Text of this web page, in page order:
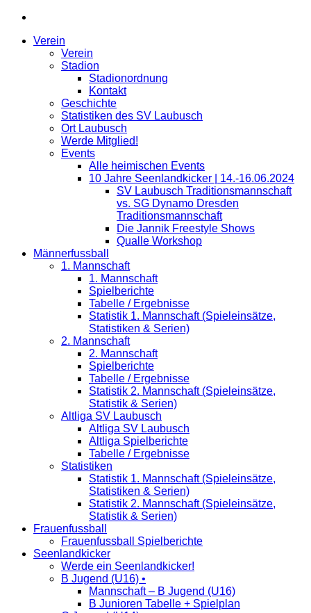
Verein
Verein
Stadion
Stadionordnung
Kontakt
Geschichte
Statistiken des SV Laubusch
Ort Laubusch
Werde Mitglied!
Events
Alle heimischen Events
10 Jahre Seenlandkicker | 14.-16.06.2024
SV Laubusch Traditionsmannschaft
vs. SG Dynamo Dresden
Traditionsmannschaft
Die Jannik Freestyle Shows
Qualle Workshop
Männerfussball
1. Mannschaft
1. Mannschaft
Spielberichte
Tabelle / Ergebnisse
Statistik 1. Mannschaft (Spieleinsätze,
Statistiken & Serien)
2. Mannschaft
2. Mannschaft
Spielberichte
Tabelle / Ergebnisse
Statistik 2. Mannschaft (Spieleinsätze,
Statistik & Serien)
Altliga SV Laubusch
Altliga SV Laubusch
Altliga Spielberichte
Tabelle / Ergebnisse
Statistiken
Statistik 1. Mannschaft (Spieleinsätze,
Statistiken & Serien)
Statistik 2. Mannschaft (Spieleinsätze,
Statistik & Serien)
Frauenfussball
Frauenfussball Spielberichte
Seenlandkicker
Werde ein Seenlandkicker!
B Jugend (U16) •
Mannschaft – B Jugend (U16)
B Junioren Tabelle + Spielplan